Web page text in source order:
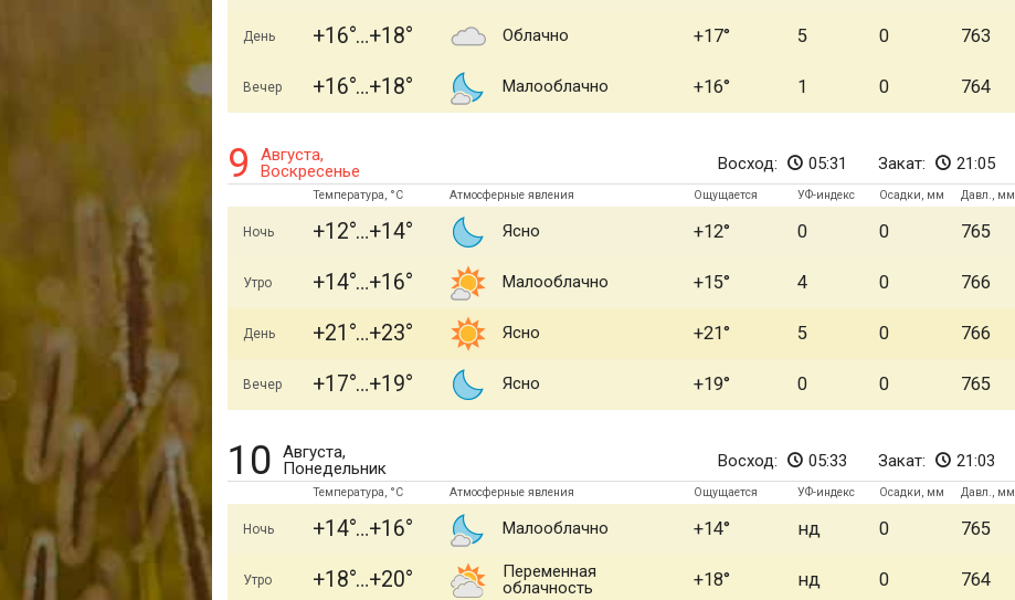
День +16 +18 Облачно +17 5 0 763
Вечер +16 +18 Малооблачно +16 1 0 764
9
Августа,
Воскресенье
Восход: 05:31 Закат: 21:05
Температура, °C Атмосферные явления Ощущается УФ-индекс Осадки, мм Давл., мм
Ночь +12 +14 Ясно +12 0 0 765
Утро +14 +16 Малооблачно +15 4 0 766
День +21 +23 Ясно +21 5 0 766
Вечер +17 +19 Ясно +19 0 0 765
10
Августа,
Понедельник
Восход: 05:33 Закат: 21:03
Температура, °C Атмосферные явления Ощущается УФ-индекс Осадки, мм Давл., мм
Ночь +14 +16 Малооблачно +14 нд 0 765
Утро +18 +20
Переменная
облачность
+18 нд 0 764